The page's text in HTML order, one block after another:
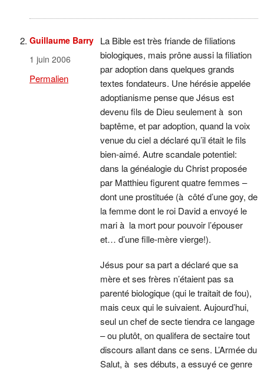
Guillaume Barry
1 juin 2006
Permalien
La Bible est très friande de filiations
biologiques, mais prône aussi la filiation
par adoption dans quelques grands
textes fondateurs. Une hérésie appelée
adoptianisme pense que Jésus est
devenu fils de Dieu seulement à son
baptême, et par adoption, quand la voix
venue du ciel a déclaré qu’il était le fils
bien-aimé. Autre scandale potentiel:
dans la généalogie du Christ proposée
par Matthieu figurent quatre femmes –
dont une prostituée (à côté d’une goy, de
la femme dont le roi David a envoyé le
mari à la mort pour pouvoir l’épouser
et… d’une fille-mère vierge!).
Jésus pour sa part a déclaré que sa
mère et ses frères n’étaient pas sa
parenté biologique (qui le traitait de fou),
mais ceux qui le suivaient. Aujourd’hui,
seul un chef de secte tiendra ce langage
– ou plutôt, on qualifera de sectaire tout
discours allant dans ce sens. L’Armée du
Salut, à ses débuts, a essuyé ce genre